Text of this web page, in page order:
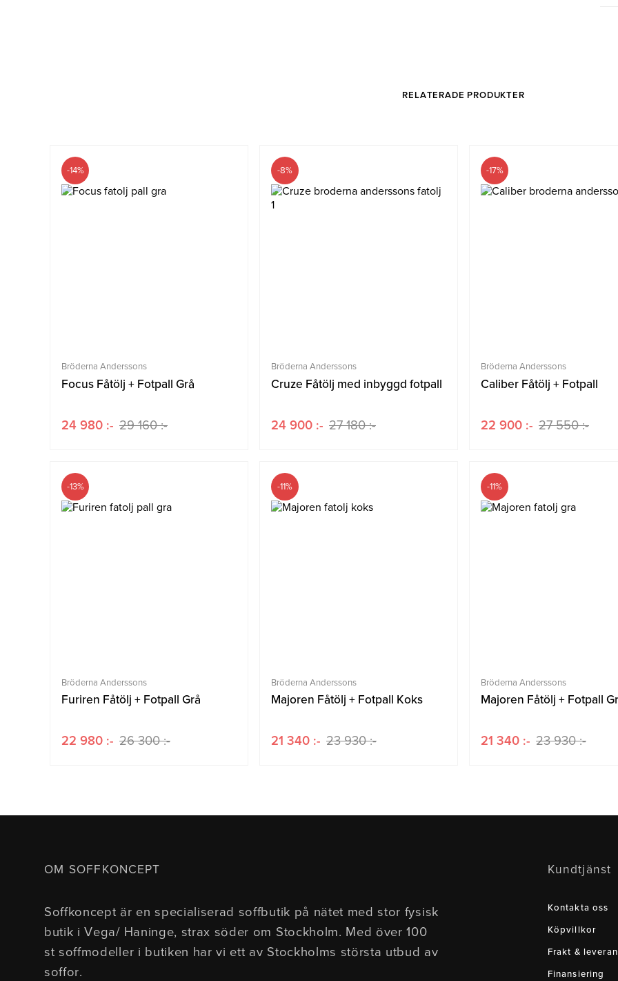
RELATERADE PRODUKTER
-14%
Bröderna Anderssons
Focus Fåtölj + Fotpall Grå
24 980 :- 29 160 :-
-8%
Bröderna Anderssons
Cruze Fåtölj med inbyggd fotpall
24 900 :- 27 180 :-
-17%
Bröderna Anderssons
Caliber Fåtölj + Fotpall
22 900 :- 27 550 :-
-13%
Bröderna Anderssons
Furiren Fåtölj + Fotpall Grå
22 980 :- 26 300 :-
-11%
Bröderna Anderssons
Majoren Fåtölj + Fotpall Koks
21 340 :- 23 930 :-
-11%
Bröderna Anderssons
Majoren Fåtölj + Fotpall
21 340 :- 23 930 :-
OM SOFFKONCEPT
Soffkoncept är en specialiserad soffbutik på nätet med stor fysisk
butik i Vega/ Haninge, strax söder om Stockholm. Med över 100
st soffmodeller i butiken har vi ett av Stockholms största utbud av
soffor.
Kundtjänst
Kontakta oss
Köpvillkor
Frakt &
Finansiering